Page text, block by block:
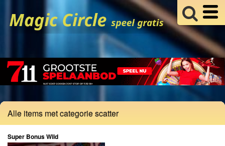
Alle items met categorie scatter
Super Bonus Wild